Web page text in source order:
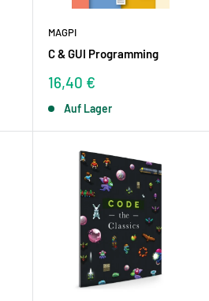
MAGPI
C & GUI Programming
Sonderpreis
16,40 €
Auf Lager